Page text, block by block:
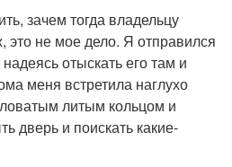
зачем тогда владельцу
это не мое дело. Я отправился
отыскать его там и
меня встретила наглухо
литым кольцом и
дверь и поискать какие-